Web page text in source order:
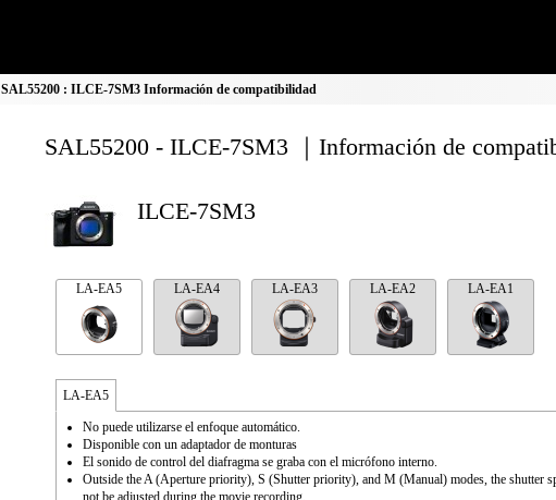
SAL55200 : ILCE-7SM3 Información de compatibilidad
SAL55200 - ILCE-7SM3 ｜Información de
ILCE-7SM3
LA-EA5 LA-EA4 LA-EA3 LA-EA2 LA-EA1
LA-EA5
No puede utilizarse el enfoque automático.
Disponible con un adaptador de monturas
El sonido de control del diafragma se graba con el micrófono interno.
Outside the A (Aperture priority), S (Shutter priority), and M (Manual) modes, the shutter
not be adjusted during the movie recording.